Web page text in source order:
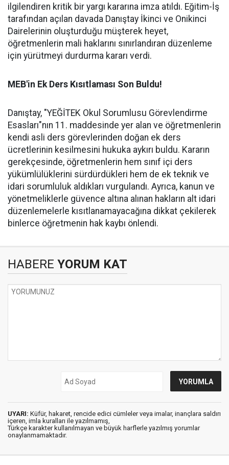
ilgilendiren kritik bir yargı kararına imza atıldı. Eğitim-İş
tarafından açılan davada Danıştay İkinci ve Onikinci
Dairelerinin oluşturduğu müşterek heyet,
öğretmenlerin mali haklarını sınırlandıran düzenleme
için yürütmeyi durdurma kararı verdi.
MEB'in Ek Ders Kısıtlaması Son Buldu!
Danıştay, "YEĞİTEK Okul Sorumlusu Görevlendirme
Esasları"nın 11. maddesinde yer alan ve öğretmenlerin
kendi asli ders görevlerinden doğan ek ders
ücretlerinin kesilmesini hukuka aykırı buldu. Kararın
gerekçesinde, öğretmenlerin hem sınıf içi ders
yükümlülüklerini sürdürdükleri hem de ek teknik ve
idari sorumluluk aldıkları vurgulandı. Ayrıca, kanun ve
yönetmeliklerle güvence altına alınan hakların alt idari
düzenlemelerle kısıtlanamayacağına dikkat çekilerek
binlerce öğretmenin hak kaybı önlendi.
HABERE YORUM KAT
UYARI: Küfür, hakaret, rencide edici cümleler veya imalar, inançlara saldırı
içeren, imla kuralları ile yazılmamış,
Türkçe karakter kullanılmayan ve büyük harflerle yazılmış yorumlar
onaylanmamaktadır.